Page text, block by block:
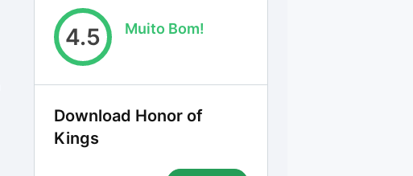
4.5 Muito Bom!
Download Honor of
Kings